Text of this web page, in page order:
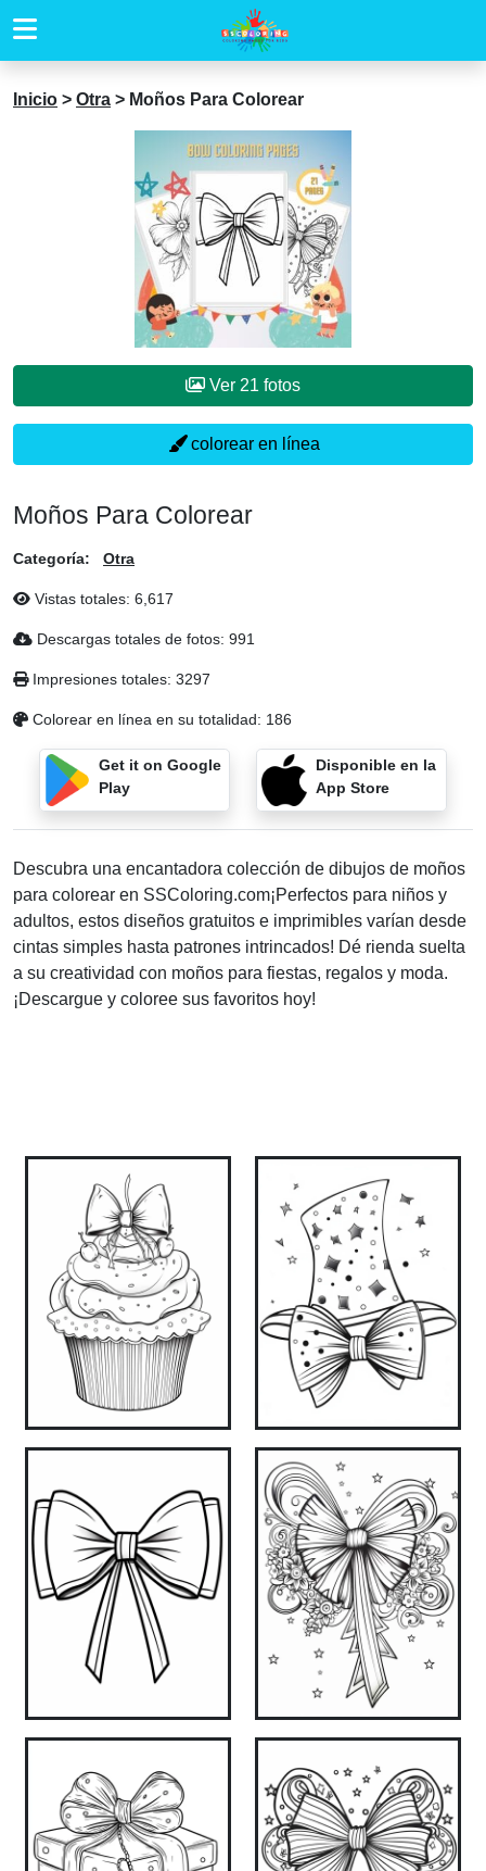
Inicio > Otra > Moños Para Colorear
Ver 21 fotos
colorear en línea
Moños Para Colorear
Categoría: Otra
Vistas totales: 6,617
Descargas totales de fotos: 991
Impresiones totales: 3297
Colorear en línea en su totalidad: 186
Get it on Google
Play
Disponible en la
App Store
Descubra una encantadora colección de dibujos de moños
para colorear en SSColoring.com¡Perfectos para niños y
adultos, estos diseños gratuitos e imprimibles varían desde
cintas simples hasta patrones intrincados! Dé rienda suelta
a su creatividad con moños para fiestas, regalos y moda.
¡Descargue y coloree sus favoritos hoy!